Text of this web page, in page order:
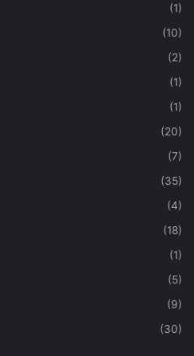
(1)
(10)
(2)
(1)
(1)
(20)
(7)
(35)
(4)
(18)
(1)
(5)
(9)
(30)